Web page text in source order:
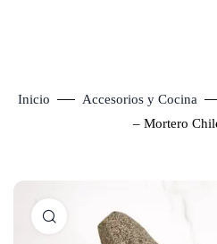
Inicio Accesorios y Cocina
– Mortero
Click to enlarge